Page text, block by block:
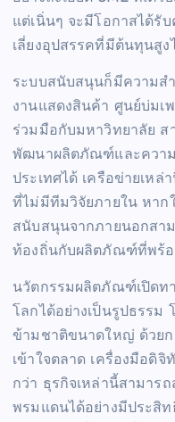
แต่เนิ่นๆ จะมีโอกาสได้รั
เลี่ยงอุปสรรคที่มีต้นทุนสูง
ระบบสนับสนุนก็มีความส
งานแสดงสินค้า ศูนย์บ่มเ
ร่วมมือกับมหาวิทยาลัย ส
พัฒนาผลิตภัณฑ์และความ
ประเทศได้ เครือข่ายเห
ที่ไม่มีทีมวิจัยภายใน หาก
สนับสนุนจากภายนอกสาม
ท้องถิ่นกับผลิตภัณฑ์ที่พร้อ
นวัตกรรมผลิตภัณฑ์เปิดท
โลกได้อย่างเป็นรูปธรรม
ข้ามชาติขนาดใหญ่ ด้วย
เข้าใจตลาด เครื่องมือดิ
กว่า ธุรกิจเหล่านี้สามาร
พรมแดนได้อย่างมีประสิ